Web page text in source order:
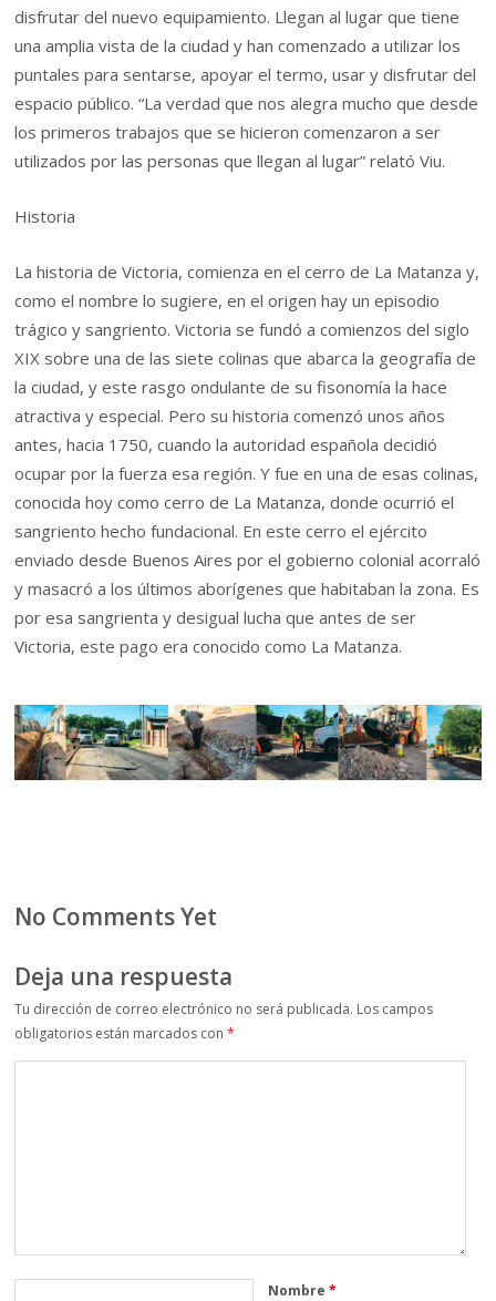
disfrutar del nuevo equipamiento. Llegan al lugar que tiene
una amplia vista de la ciudad y han comenzado a utilizar los
puntales para sentarse, apoyar el termo, usar y disfrutar del
espacio público. “La verdad que nos alegra mucho que desde
los primeros trabajos que se hicieron comenzaron a ser
utilizados por las personas que llegan al lugar” relató Viu.
Historia
La historia de Victoria, comienza en el cerro de La Matanza y,
como el nombre lo sugiere, en el origen hay un episodio
trágico y sangriento. Victoria se fundó a comienzos del siglo
XIX sobre una de las siete colinas que abarca la geografía de
la ciudad, y este rasgo ondulante de su fisonomía la hace
atractiva y especial. Pero su historia comenzó unos años
antes, hacia 1750, cuando la autoridad española decidió
ocupar por la fuerza esa región. Y fue en una de esas colinas,
conocida hoy como cerro de La Matanza, donde ocurrió el
sangriento hecho fundacional. En este cerro el ejército
enviado desde Buenos Aires por el gobierno colonial acorraló
y masacró a los últimos aborígenes que habitaban la zona. Es
por esa sangrienta y desigual lucha que antes de ser
Victoria, este pago era conocido como La Matanza.
No Comments Yet
Deja una respuesta
Tu dirección de correo electrónico no será publicada. Los campos
obligatorios están marcados con*
Nombre*